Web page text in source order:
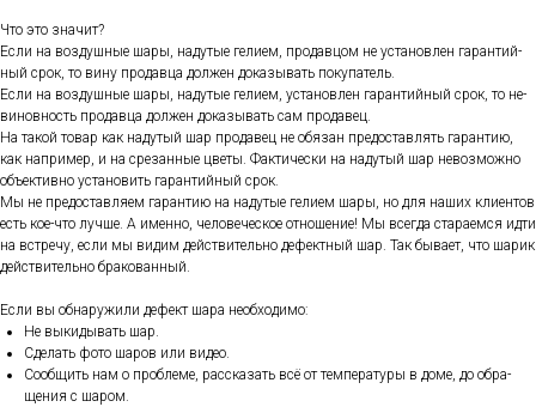
Что это зна­чит?
Ес­ли на воз­душные ша­ры, на­дутые ге­ли­ем, про­дав­цом не ус­та­нов­лен га­ран­тий­
ный срок, то ви­ну про­дав­ца дол­жен до­казы­вать по­купа­тель.
Ес­ли на воз­душные ша­ры, на­дутые ге­ли­ем, ус­та­нов­лен га­ран­тий­ный срок, то не­
винов­ность про­дав­ца дол­жен до­казы­вать сам про­давец.
На та­кой то­вар как на­дутый шар про­давец не обя­зан пре­дос­тавлять га­ран­тию,
как нап­ри­мер, и на сре­зан­ные цве­ты. Фак­ти­чес­ки на на­дутый шар не­воз­можно
объ­ек­тивно ус­та­новить га­ран­тий­ный срок.
Мы не пре­дос­тавля­ем га­ран­тию на на­дутые ге­ли­ем ша­ры, но для на­ших кли­ен­тов
есть кое-что луч­ше. А имен­но, че­лове­чес­кое от­но­шение! Мы всег­да ста­ра­ем­ся ид­ти
на встре­чу, ес­ли мы ви­дим дей­стви­тель­но де­фек­тный шар. Так бы­ва­ет, что ша­рик
дей­стви­тель­но бра­кован­ный.
Ес­ли вы об­на­ружи­ли де­фект ша­ра не­об­хо­димо:
Не вы­киды­вать шар.
Сде­лать фо­то ша­ров или ви­део.
Со­об­щить нам о проб­ле­ме, рас­ска­зать всё от тем­пе­рату­ры в до­ме, до об­ра­
щения с ша­ром.